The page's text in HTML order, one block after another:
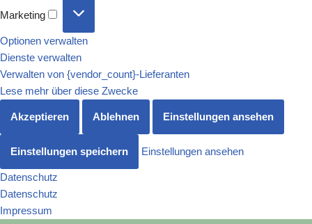
Marketing
Optionen verwalten
Dienste verwalten
Verwalten von {vendor_count}-Lieferanten
Lese mehr über diese Zwecke
Akzeptieren Ablehnen Einstellungen ansehen
Einstellungen speichern Einstellungen ansehen
Datenschutz
Datenschutz
Impressum